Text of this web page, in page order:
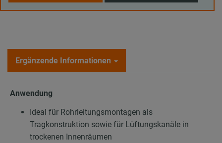
Ergänzende Informationen
Anwendung
Ideal für Rohrleitungsmontagen als
Tragkonstruktion sowie für Lüftungskanäle in
trockenen Innenräumen